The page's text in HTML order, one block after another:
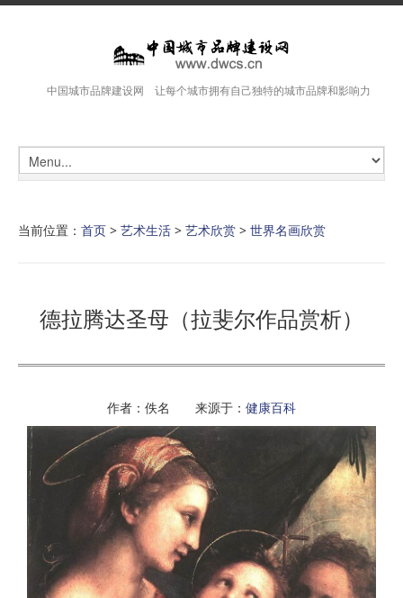
中国城市品牌建设网 让每个城市拥有自己独特的城市品牌和影响力
当前位置： 首页 > 艺术生活 > 艺术欣赏 > 世界名画欣赏
德拉腾达圣母（拉斐尔作品赏析）
作者：佚名 来源于： 健康百科